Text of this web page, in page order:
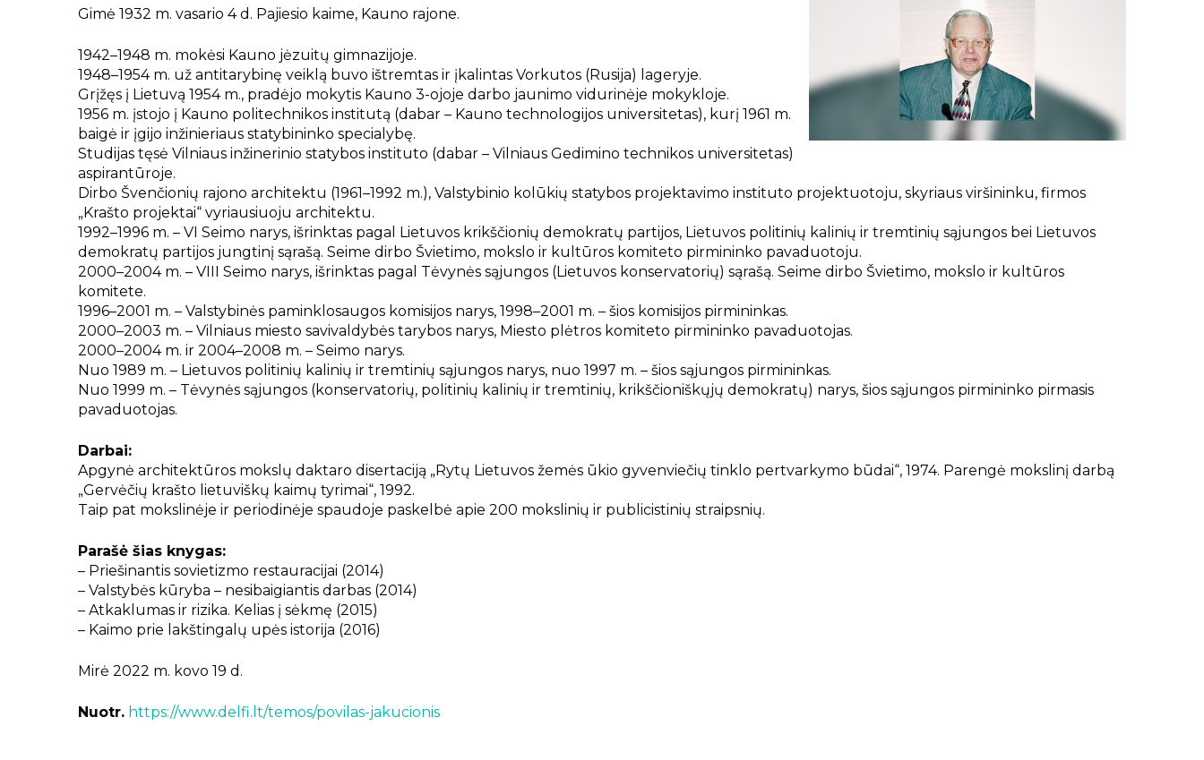
Gimė 1932 m. vasario 4 d. Pajiesio kaime, Kauno rajone.
1942–1948 m. mokėsi Kauno jėzuitų gimnazijoje.
1948–1954 m. už antitarybinę veiklą buvo ištremtas ir įkalintas Vorkutos (Rusija) lageryje.
Grįžęs į Lietuvą 1954 m., pradėjo mokytis Kauno 3-ojoje darbo jaunimo vidurinėje mokykloje.
1956 m. įstojo į Kauno politechnikos institutą (dabar – Kauno technologijos universitetas), kurį 1961 m.
baigė ir įgijo inžinieriaus statybininko specialybę.
Studijas tęsė Vilniaus inžinerinio statybos instituto (dabar – Vilniaus Gedimino technikos universitetas)
aspirantūroje.
Dirbo Švenčionių rajono architektu (1961–1992 m.), Valstybinio kolūkių statybos projektavimo instituto projektuotoju, skyriaus viršininku, firmos
„Krašto projektai“ vyriausiuoju architektu.
1992–1996 m. – VI Seimo narys, išrinktas pagal Lietuvos krikščionių demokratų partijos, Lietuvos politinių kalinių ir tremtinių sąjungos bei Lietuvos
demokratų partijos jungtinį sąrašą. Seime dirbo Švietimo, mokslo ir kultūros komiteto pirmininko pavaduotoju.
2000–2004 m. – VIII Seimo narys, išrinktas pagal Tėvynės sąjungos (Lietuvos konservatorių) sąrašą. Seime dirbo Švietimo, mokslo ir kultūros
komitete.
1996–2001 m. – Valstybinės paminklosaugos komisijos narys, 1998–2001 m. – šios komisijos pirmininkas.
2000–2003 m. – Vilniaus miesto savivaldybės tarybos narys, Miesto plėtros komiteto pirmininko pavaduotojas.
2000–2004 m. ir 2004–2008 m. – Seimo narys.
Nuo 1989 m. – Lietuvos politinių kalinių ir tremtinių sąjungos narys, nuo 1997 m. – šios sąjungos pirmininkas.
Nuo 1999 m. – Tėvynės sąjungos (konservatorių, politinių kalinių ir tremtinių, krikščioniškųjų demokratų) narys, šios sąjungos pirmininko pirmasis
pavaduotojas.
Darbai:
Apgynė architektūros mokslų daktaro disertaciją „Rytų Lietuvos žemės ūkio gyvenviečių tinklo pertvarkymo būdai“, 1974. Parengė mokslinį darbą
„Gervėčių krašto lietuviškų kaimų tyrimai“, 1992.
Taip pat mokslinėje ir periodinėje spaudoje paskelbė apie 200 mokslinių ir publicistinių straipsnių.
Parašė šias knygas:
– Priešinantis sovietizmo restauracijai (2014)
– Valstybės kūryba – nesibaigiantis darbas (2014)
– Atkaklumas ir rizika. Kelias į sėkmę (2015)
– Kaimo prie lakštingalų upės istorija (2016)
Mirė 2022 m. kovo 19 d.
Nuotr. https://www.delfi.lt/temos/povilas-jakucionis